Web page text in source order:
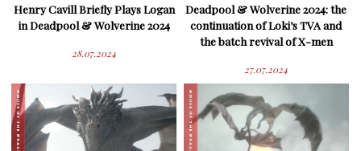
Henry Cavill Briefly Plays Logan
in Deadpool & Wolverine 2024
28.07.2024
Deadpool & Wolverine 2024: the
continuation of Loki’s TVA and
the batch revival of X-men
27.07.2024